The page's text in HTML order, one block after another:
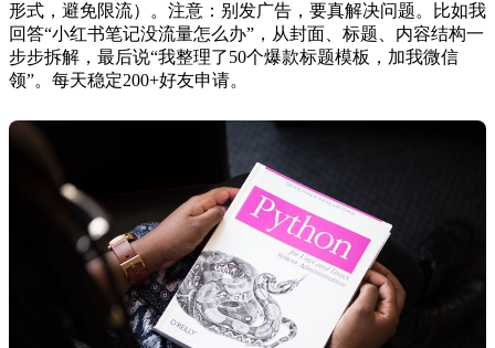
形式，避免限流）。注意：别发广告，要真解决问题。比如我
回答“小红书笔记没流量怎么办”，从封面、标题、内容结构一
步步拆解，最后说“我整理了50个爆款标题模板，加我微信
领”。每天稳定200+好友申请。